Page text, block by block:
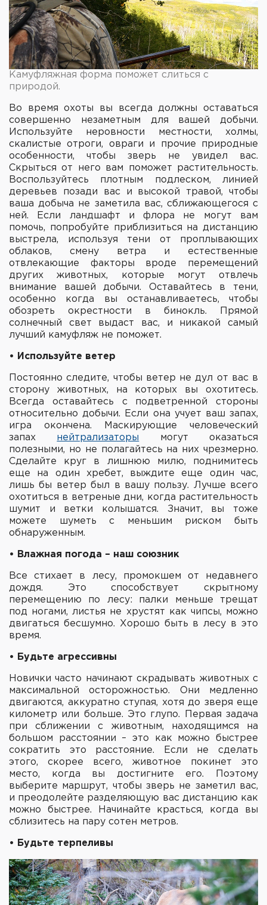
Камуфляжная форма поможет слиться с
природой.
Во время охоты вы всегда должны оставаться
совершенно незаметным для вашей добычи.
Используйте неровности местности, холмы,
скалистые отроги, овраги и прочие природные
особенности, чтобы зверь не увидел вас.
Скрыться от него вам поможет растительность.
Воспользуйтесь плотным подлеском, линией
деревьев позади вас и высокой травой, чтобы
ваша добыча не заметила вас, сближающегося с
ней. Если ландшафт и флора не могут вам
помочь, попробуйте приблизиться на дистанцию
выстрела, используя тени от проплывающих
облаков, смену ветра и естественные
отвлекающие факторы вроде перемещений
других животных, которые могут отвлечь
внимание вашей добычи. Оставайтесь в тени,
особенно когда вы останавливаетесь, чтобы
обозреть окрестности в бинокль. Прямой
солнечный свет выдаст вас, и никакой самый
лучший камуфляж не поможет.
• Используйте ветер
Постоянно следите, чтобы ветер не дул от вас в
сторону животных, на которых вы охотитесь.
Всегда оставайтесь с подветренной стороны
относительно добычи. Если она учует ваш запах,
игра окончена. Маскирующие человеческий
запах нейтрализаторы могут оказаться
полезными, но не полагайтесь на них чрезмерно.
Сделайте круг в лишнюю милю, поднимитесь
еще на один хребет, выждите еще один час,
лишь бы ветер был в вашу пользу. Лучше всего
охотиться в ветреные дни, когда растительность
шумит и ветки колышатся. Значит, вы тоже
можете шуметь с меньшим риском быть
обнаруженным.
• Влажная погода – наш союзник
Все стихает в лесу, промокшем от недавнего
дождя. Это способствует скрытному
перемещению по лесу: палки меньше трещат
под ногами, листья не хрустят как чипсы, можно
двигаться бесшумно. Хорошо быть в лесу в это
время.
• Будьте агрессивны
Новички часто начинают скрадывать животных с
максимальной осторожностью. Они медленно
двигаются, аккуратно ступая, хотя до зверя еще
километр или больше. Это глупо. Первая задача
при сближении с животным, находящимся на
большом расстоянии – это как можно быстрее
сократить это расстояние. Если не сделать
этого, скорее всего, животное покинет это
место, когда вы достигните его. Поэтому
выберите маршрут, чтобы зверь не заметил вас,
и преодолейте разделяющую вас дистанцию как
можно быстрее. Начинайте красться, когда вы
сблизитесь на пару сотен метров.
• Будьте терпеливы